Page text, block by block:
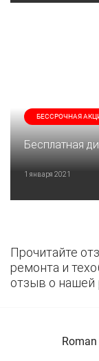
БЕССРОЧНАЯ
Бесплатная
1 января 2021
Прочитайте
ремонта и
отзыв о нашей